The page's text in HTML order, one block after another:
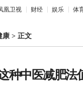
凰卫视 财经 娱乐 体
康 > 正文
种中医减肥法